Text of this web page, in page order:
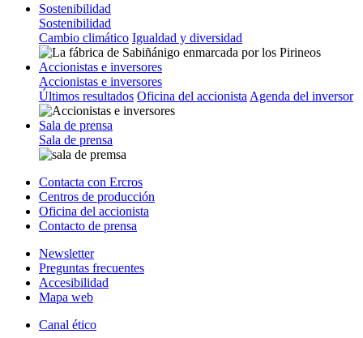
Sostenibilidad
Sostenibilidad
Cambio climático Igualdad y diversidad
Accionistas e inversores
Accionistas e inversores
Últimos resultados Oficina del accionista Agenda del inversor
Sala de prensa
Sala de prensa
Contacta con Ercros
Centros de producción
Oficina del accionista
Contacto de prensa
Newsletter
Preguntas frecuentes
Accesibilidad
Mapa web
Canal ético